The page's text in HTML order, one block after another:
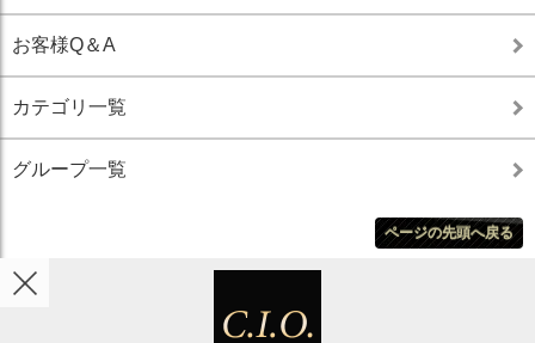
お客様Q＆A
カテゴリ一覧
グループ一覧
ページの先頭へ戻る